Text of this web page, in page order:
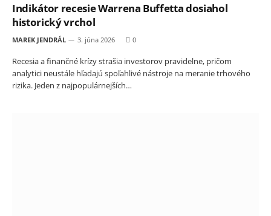
Indikátor recesie Warrena Buffetta dosiahol
historický vrchol
MAREK JENDRÁL 3. júna 2026 0
Recesia a finančné krízy strašia investorov pravidelne, pričom
analytici neustále hľadajú spoľahlivé nástroje na meranie trhového
rizika. Jeden z najpopulárnejších…